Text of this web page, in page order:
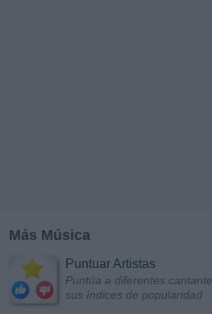
Más Música
Puntuar Artistas
Puntúa a diferentes
sus índices de popularidad